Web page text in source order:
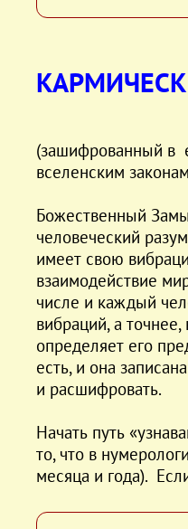
(зашифрованный в
вселенским
Божественный
человеческий
имеет свою
взаимодействие
числе и каждый
вибраций, а
определяет его
есть, и она
и расшифровать.
Начать путь
то, что в
месяца и года).